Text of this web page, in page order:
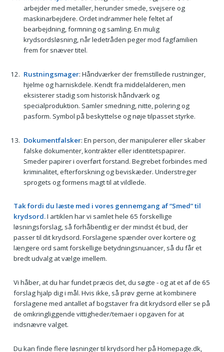
arbejder med metaller, herunder smede, svejsere og
maskinarbejdere. Ordet indrammer hele feltet af
bearbejdning, formning og samling. En mulig
krydsordsløsning, når ledetråden peger mod fagfamilien
frem for snæver titel.
Rustningsmager: Håndværker der fremstillede rustninger,
hjelme og harniskdele. Kendt fra middelalderen, men
eksisterer stadig som historisk håndværk og
specialproduktion. Samler smedning, nitte, polering og
pasform. Symbol på beskyttelse og nøje tilpasset styrke.
Dokumentfalsker: En person, der manipulerer eller skaber
falske dokumenter, kontrakter eller identitetspapirer.
Smeder papirer i overført forstand. Begrebet forbindes med
kriminalitet, efterforskning og beviskæder. Understreger
sprogets og formens magt til at vildlede.
Tak fordi du læste med i vores gennemgang af “Smed” til
krydsord.I artiklen har vi samlet hele 65 forskellige
løsningsforslag, så forhåbentlig er der mindst ét bud, der
passer til dit krydsord. Forslagene spænder over kortere og
længere ord samt forskellige betydningsnuancer, så du får et
bredt udvalg at vælge imellem.
Vi håber, at du har fundet præcis det, du søgte - og at et af de 65
forslag hjalp dig i mål. Hvis ikke, så prøv gerne at kombinere
forslagene med antallet af bogstaver fra dit krydsord eller se på
de omkringliggende vittigheder/temaer i opgaven for at
indsnævre valget.
Du kan finde flere løsninger til krydsord her på Homepage.dk,